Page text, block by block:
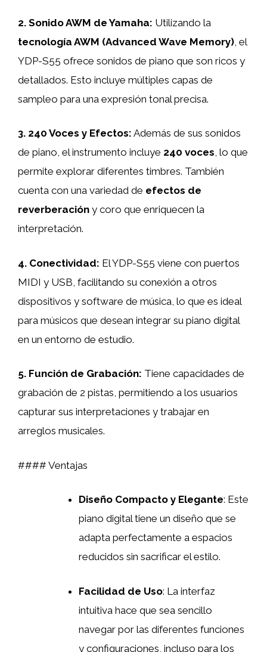
2. Sonido AWM de Yamaha: Utilizando la
tecnología AWM (Advanced Wave Memory) , el
YDP-S55 ofrece sonidos de piano que son ricos y
detallados. Esto incluye múltiples capas de
sampleo para una expresión tonal precisa.
3. 240 Voces y Efectos: Además de sus sonidos
de piano, el instrumento incluye 240 voces, lo que
permite explorar diferentes timbres. También
cuenta con una variedad de efectos de
reverberación y coro que enriquecen la
interpretación.
4. Conectividad: El YDP-S55 viene con puertos
MIDI y USB, facilitando su conexión a otros
dispositivos y software de música, lo que es ideal
para músicos que desean integrar su piano digital
en un entorno de estudio.
5. Función de Grabación: Tiene capacidades de
grabación de 2 pistas, permitiendo a los usuarios
capturar sus interpretaciones y trabajar en
arreglos musicales.
#### Ventajas
Diseño Compacto y Elegante: Este
piano digital tiene un diseño que se
adapta perfectamente a espacios
reducidos sin sacrificar el estilo.
Facilidad de Uso: La interfaz
intuitiva hace que sea sencillo
navegar por las diferentes funciones
y configuraciones, incluso para los